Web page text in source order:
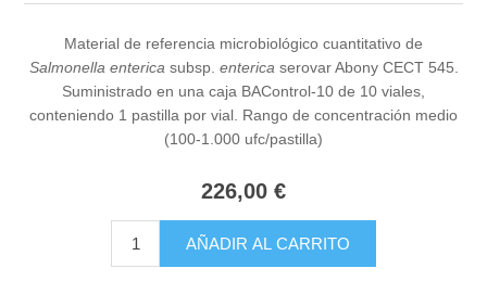
Material de referencia microbiológico cuantitativo de
Salmonella enterica subsp. enterica serovar Abony CECT 545.
Suministrado en una caja BAControl-10 de 10 viales,
conteniendo 1 pastilla por vial. Rango de concentración medio
(100-1.000 ufc/pastilla)
226,00 €
AÑADIR AL CARRITO